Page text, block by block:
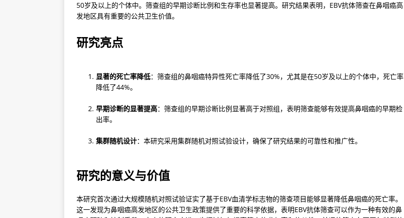
50岁及以上的个体中。筛查组的早期诊断比例和生存率也显著提高。研究结果表明，EBV抗体筛查在鼻咽癌高
发地区具有重要的公共卫生价值。
研究亮点
显著的死亡率降低：筛查组的鼻咽癌特异性死亡率降低了30%，尤其是在50岁及以上的个体中，死亡率
降低了44%。
早期诊断的显著提高：筛查组的早期诊断比例显著高于对照组，表明筛查能够有效提高鼻咽癌的早期检
出率。
集群随机设计：本研究采用集群随机对照试验设计，确保了研究结果的可靠性和推广性。
研究的意义与价值
本研究首次通过大规模随机对照试验证实了基于EBV血清学标志物的筛查项目能够显著降低鼻咽癌的死亡率。
这一发现为鼻咽癌高发地区的公共卫生政策提供了重要的科学依据，表明EBV抗体筛查可以作为一种有效的鼻